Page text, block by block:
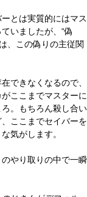
とは実質的にはマス
いましたが、“偽
、この偽りの主従関
できなくなるので、
ここまでマスターに
。もちろん殺し合い
ここまでセイバーを
気がします。
やり取りの中で一瞬